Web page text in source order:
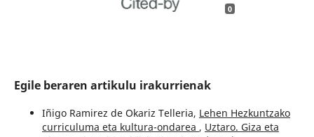
0
Egile beraren artikulu irakurrienak
Iñigo Ramirez de Okariz Telleria, Lehen Hezkuntzako
curriculuma eta kultura-ondarea , Uztaro. Giza eta